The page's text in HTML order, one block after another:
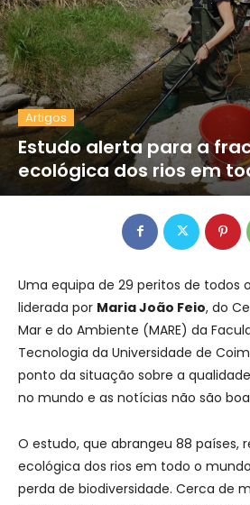
Artigos
Estudo alerta para a
ecológica dos rios em
Uma equipa de 29 peritos de todos
liderada por Maria João Feio, do
Mar e do Ambiente (MARE) da
Tecnologia da Universidade de
ponto da situação sobre a
no mundo e as notícias não são
O estudo, que abrangeu 88 países,
ecológica dos rios em todo o
perda de biodiversidade. Cerca de